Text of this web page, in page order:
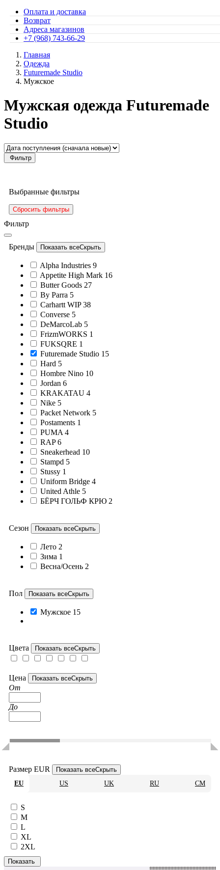
Оплата и доставка
Возврат
Адреса магазинов
+7 (968) 743-66-29
Главная
Одежда
Futuremade Studio
Мужское
Мужская одежда Futuremade
Studio
Фильтр
Выбранные фильтры
Сбросить фильтры
Фильтр
Бренды Показать всеСкрыть
Alpha Industries 9
Appetite High Mark 16
Butter Goods 27
By Parra 5
Carhartt WIP 38
Converse 5
DeMarcoLab 5
FrizmWORKS 1
FUKSQRE 1
Futuremade Studio 15
Hard 5
Hombre Nino 10
Jordan 6
KRAKATAU 4
Nike 5
Packet Network 5
Postaments 1
PUMA 4
RAP 6
Sneakerhead 10
Stampd 5
Stussy 1
Uniform Bridge 4
United Athle 5
БЁРЧ ГОЛЬФ КРЮ 2
Сезон Показать всеСкрыть
Лето 2
Зима 1
Весна/Осень 2
Пол Показать всеСкрыть
Мужское 15
Цвета Показать всеСкрыть
Цена Показать всеСкрыть
От
До
Размер EUR Показать всеСкрыть
EU
US UK RU CM
S
M
L
XL
2XL